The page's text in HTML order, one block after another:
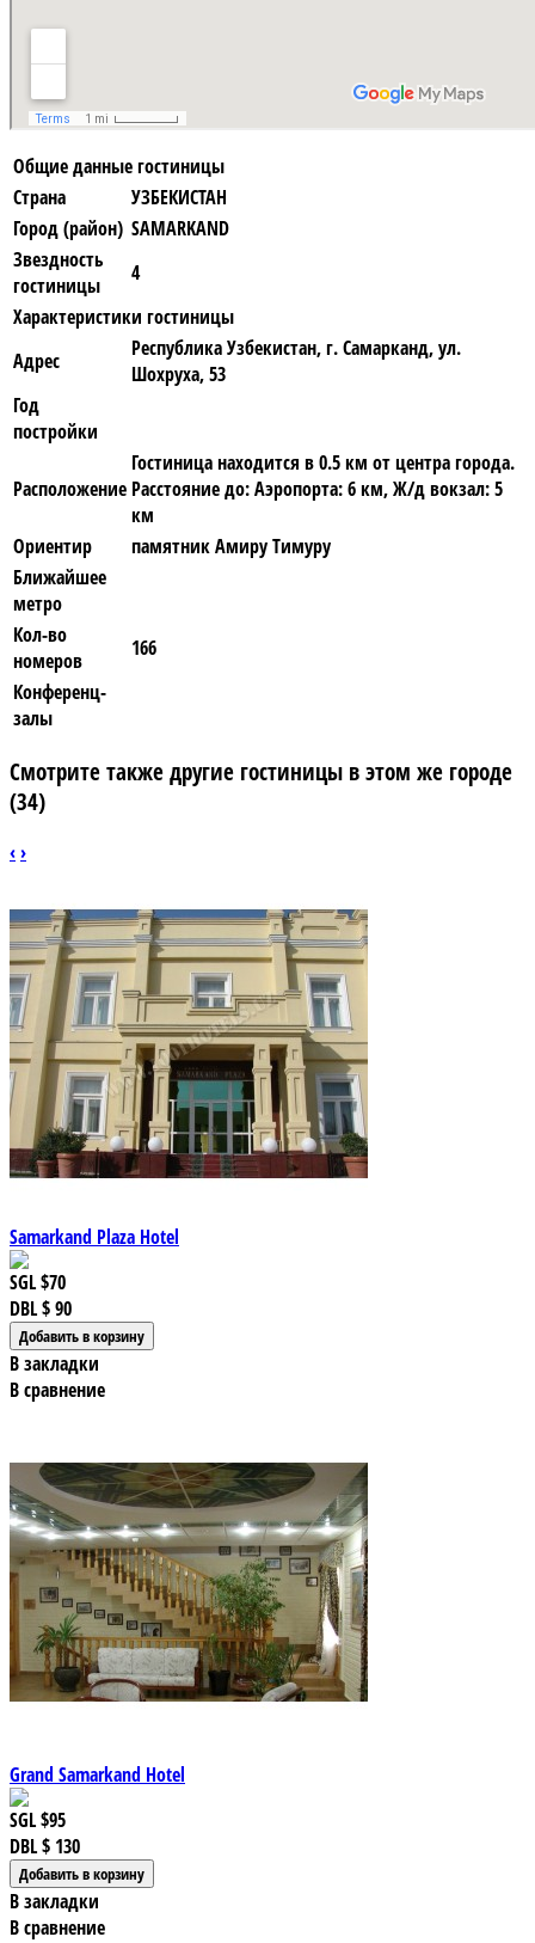
Общие данные гостиницы
Страна
УЗБЕКИСТАН
Город (район) SAMARKAND
Звездность
гостиницы
4
Характеристики гостиницы
Адрес
Республика Узбекистан, г. Самарканд, ул.
Шохруха, 53
Год
постройки
Расположение
Гостиница находится в 0.5 км от центра города.
Расстояние до: Аэропорта: 6 км, Ж/д вокзал: 5
км
Ориентир
памятник Амиру Тимуру
Ближайшее
метро
Кол-во
номеров
166
Конференц-
залы
Смотрите также другие гостиницы в этом же городе
(34)
‹›
Samarkand Plaza Hotel
SGL$70
DBL$ 90
В закладки
В сравнение
Grand Samarkand Hotel
SGL$95
DBL$ 130
В закладки
В сравнение